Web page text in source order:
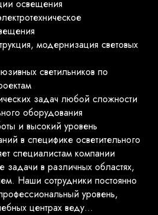
освещения
модернизация световых
светильников по
задач любой сложности
оборудования
и высокий уровень
в специфике осветительного
специалистам компании
в различных областях,
Наши сотрудники постоянно
уровень,
центрах веду…